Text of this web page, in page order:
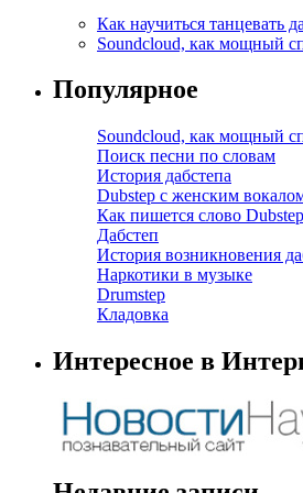
Как научиться танцевать
Soundcloud, как мощный
Популярное
Soundcloud, как мощный
Поиск песни по словам
История дабстепа
Dubstep с женским
Как пишется слово
Дабстеп
История возникновения
Наркотики в музыке
Drumstep
Кладовка
Интересное в